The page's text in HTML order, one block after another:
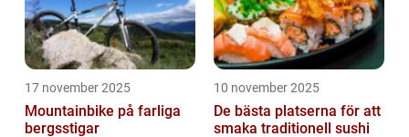
17 november 2025
Mountainbike på farliga
bergsstigar
10 november 2025
De bästa platserna för att
smaka traditionell sushi